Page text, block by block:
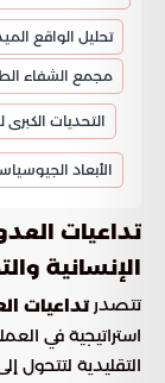
تحليل الواقع
مجمع الشفاء
التحديات
الأبعاد
تداعيات
الإنسانية
تتصدرتداعيات
استراتيجية في
التقليدية